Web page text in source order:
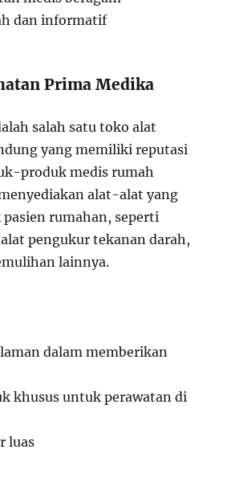
dan informatif
Prima Medika
salah satu toko alat
yang memiliki reputasi
produk medis rumah
alat-alat yang
rumahan, seperti
pengukur tekanan darah,
lainnya.
dalam memberikan
khusus untuk perawatan di
luas